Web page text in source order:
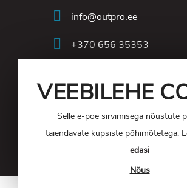
VEEBILEHE
Selle e-poe sirvimisega nõustute
täiendavate küpsiste põhimõtetega.
edasi
Nõus
info@outpro.ee
+370 656 35353